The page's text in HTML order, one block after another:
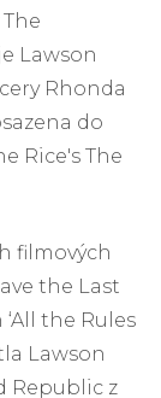
Lawson
Rhonda
do
Rice's The
filmových
the Last
‘All the Rules
Lawson
Republic z